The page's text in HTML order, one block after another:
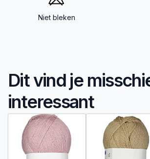
Niet bleken
Dit vind je
interessant